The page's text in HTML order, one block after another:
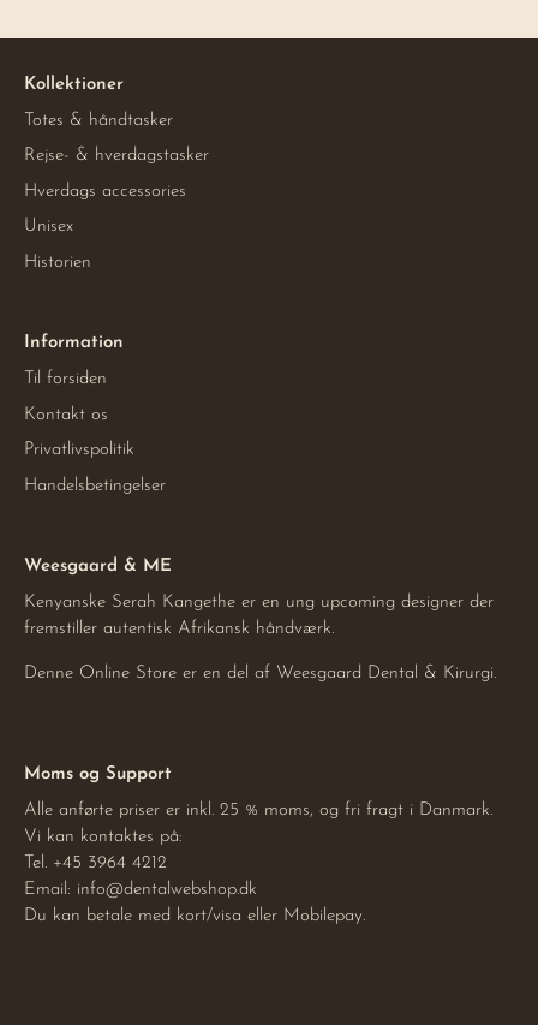
Kollektioner
Totes & håndtasker
Rejse- & hverdagstasker
Hverdags accessories
Unisex
Historien
Information
Til forsiden
Kontakt os
Privatlivspolitik
Handelsbetingelser
Weesgaard & ME
Kenyanske Serah Kangethe er en ung upcoming designer der
fremstiller autentisk Afrikansk håndværk.
Denne Online Store er en del af Weesgaard Dental & Kirurgi.
Moms og Support
Alle anførte priser er inkl. 25 % moms, og fri fragt i Danmark.
Vi kan kontaktes på:
Tel. +45 3964 4212
Email: info@dentalwebshop.dk
Du kan betale med kort/visa eller Mobilepay.